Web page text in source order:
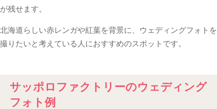
が残せます。
北海道らしい赤レンガや紅葉を背景に、ウェディングフォトを
撮りたいと考えている人におすすめのスポットです。
サッポロファクトリーのウェディング
フォト例